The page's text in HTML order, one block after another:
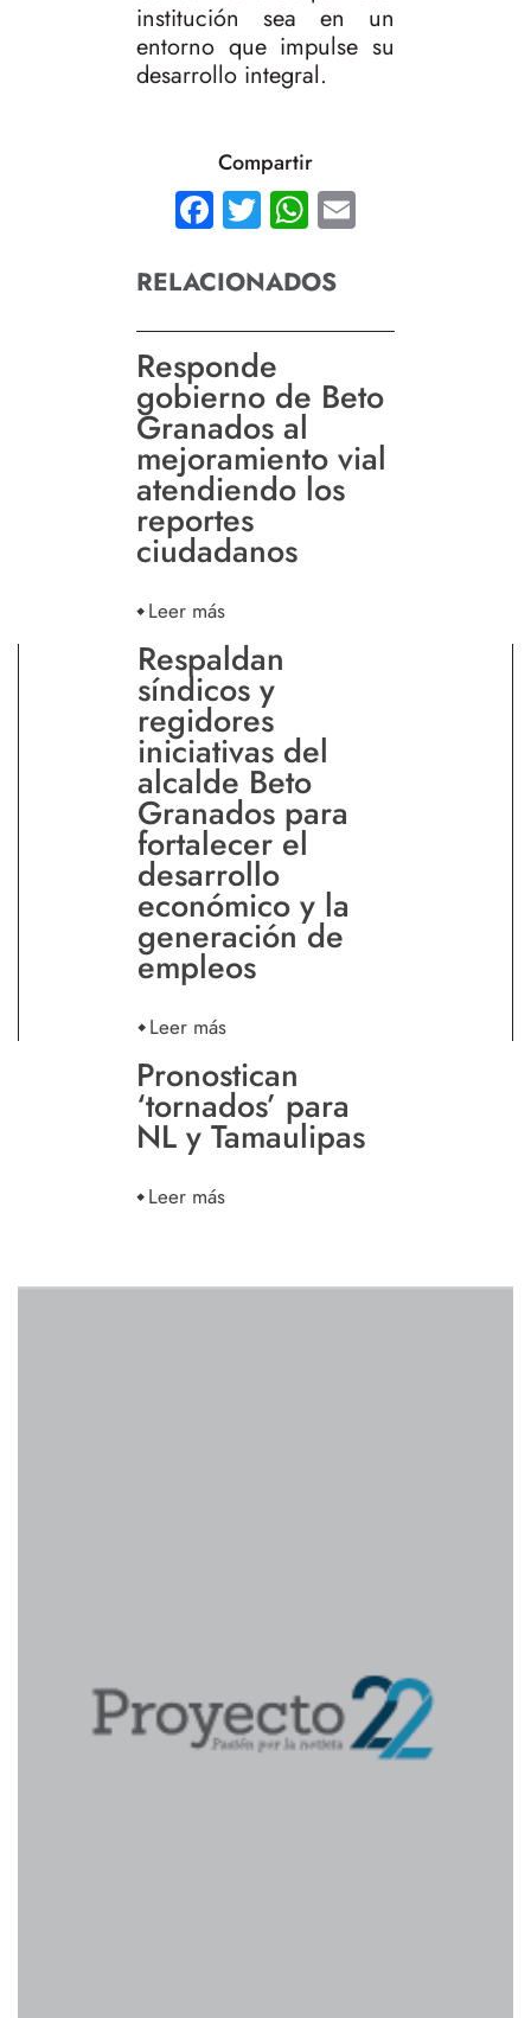
institución sea en un
entorno que impulse su
desarrollo integral.
Compartir
Facebook
TwitterWhatsApp
RELACIONADOS
Responde
gobierno de Beto
Granados al
mejoramiento vial
atendiendo los
reportes
ciudadanos
Leer más
Respaldan
síndicos y
regidores
iniciativas del
alcalde Beto
Granados para
fortalecer el
desarrollo
económico y la
generación de
empleos
Leer más
Pronostican
‘tornados’ para
NL y Tamaulipas
Leer más